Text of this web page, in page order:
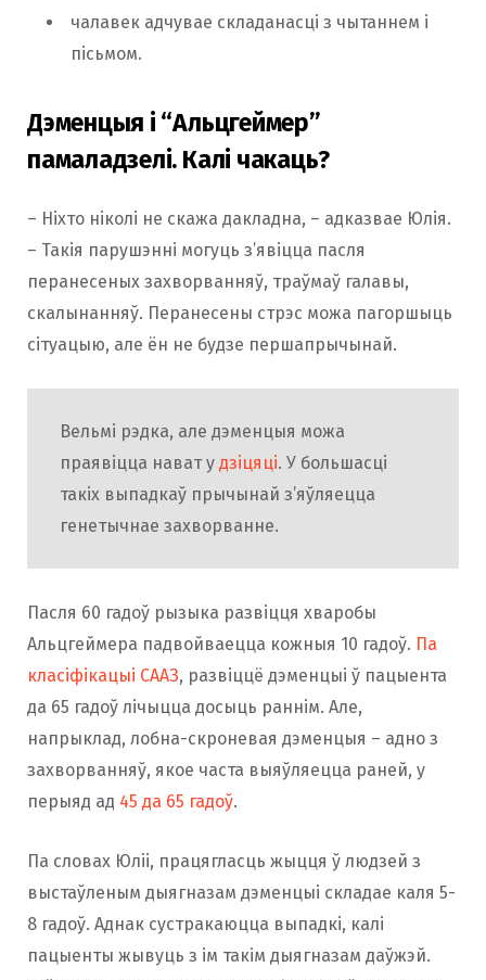
чалавек адчувае складанасці з чытаннем і
пісьмом.
Дэменцыя і “Альцгеймер”
памаладзелі. Калі чакаць?
– Ніхто ніколі не скажа дакладна, – адказвае Юлія.
– Такія парушэнні могуць з’явіцца пасля
перанесеных захворванняў, траўмаў галавы,
скалынанняў. Перанесены стрэс можа пагоршыць
сітуацыю, але ён не будзе першапрычынай.
Вельмі рэдка, але дэменцыя можа
праявіцца нават у дзіцяці. У большасці
такіх выпадкаў прычынай з’яўляецца
генетычнае захворванне.
Пасля 60 гадоў рызыка развіцця хваробы
Альцгеймера падвойваецца кожныя 10 гадоў. Па
класіфікацыі СААЗ, развіццё дэменцыі ў пацыента
да 65 гадоў лічыцца досыць раннім. Але,
напрыклад, лобна-скроневая дэменцыя – адно з
захворванняў, якое часта выяўляецца раней, у
перыяд ад 45 да 65 гадоў.
Па словах Юліі, працягласць жыцця ў людзей з
выстаўленым дыягназам дэменцыі складае каля 5-
8 гадоў. Аднак сустракаюцца выпадкі, калі
пацыенты жывуць з ім такім дыягназам даўжэй.